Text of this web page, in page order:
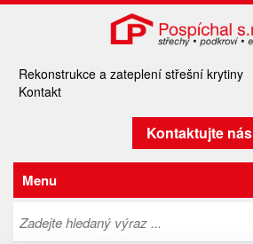
Rekonstrukce a zateplení střešní krytiny
Kontakt
Kontaktujte nás
Menu